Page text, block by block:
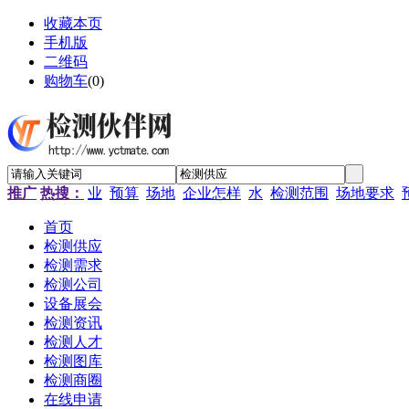
收藏本页
手机版
二维码
购物车(0)
推广 热搜： 业 预算 场地 企业怎样 水 检测范围 场地要求
首页
检测供应
检测需求
检测公司
设备展会
检测资讯
检测人才
检测图库
检测商圈
在线申请